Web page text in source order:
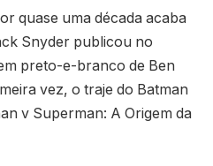
quase uma década acaba
Snyder publicou no
preto-e-branco de Ben
vez, o traje do Batman
v Superman: A Origem da